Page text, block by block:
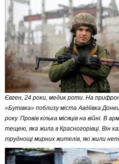
Євген, 24 роки, медик роти. На
«Бутівка» поблизу міста Авдіївка
року. Провів кілька місяців на війні. В
тещею, яка жила в Красногорівці. Він
труднощі мирних жителів, які жили